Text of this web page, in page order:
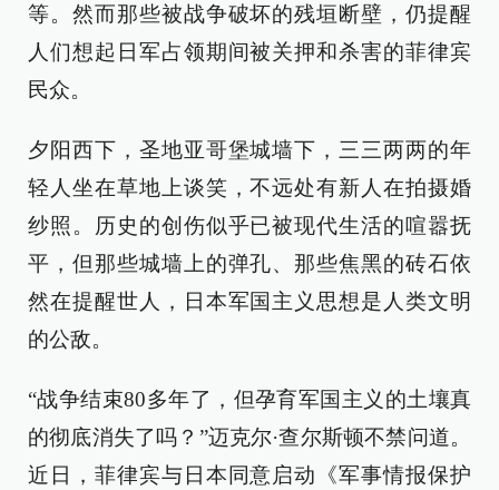
等。然而那些被战争破坏的残垣断壁，仍提醒
人们想起日军占领期间被关押和杀害的菲律宾
民众。
夕阳西下，圣地亚哥堡城墙下，三三两两的年
轻人坐在草地上谈笑，不远处有新人在拍摄婚
纱照。历史的创伤似乎已被现代生活的喧嚣抚
平，但那些城墙上的弹孔、那些焦黑的砖石依
然在提醒世人，日本军国主义思想是人类文明
的公敌。
“战争结束80多年了，但孕育军国主义的土壤真
的彻底消失了吗？”迈克尔·查尔斯顿不禁问道。
近日，菲律宾与日本同意启动《军事情报保护